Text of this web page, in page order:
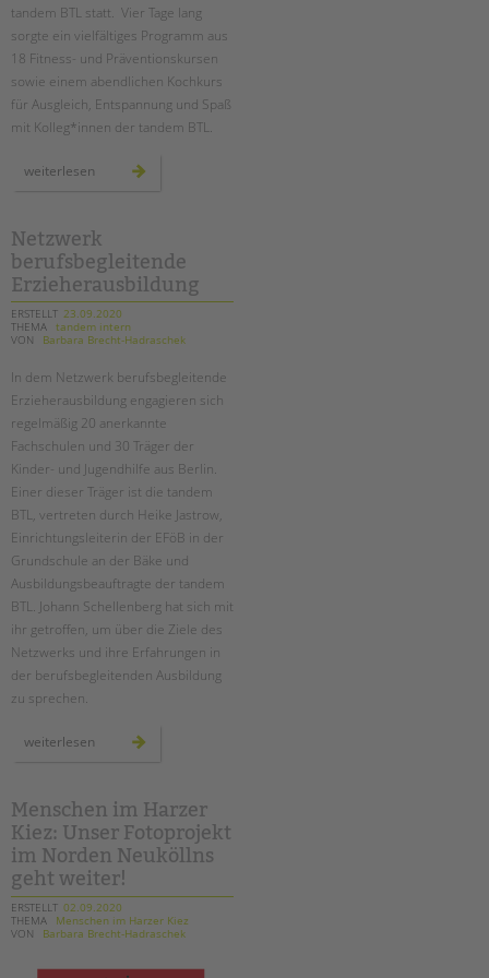
tandem BTL statt. Vier Tage lang
sorgte ein vielfältiges Programm aus
18 Fitness- und Präventionskursen
sowie einem abendlichen Kochkurs
für Ausgleich, Entspannung und Spaß
mit Kolleg*innen der tandem BTL.
weiterlesen
digitale
tandem
btl
Netzwerk
berufsbegleitende
Erzieherausbildung
ERSTELLT 23.09.2020
THEMA tandem intern
VON
Barbara Brecht-Hadraschek
In dem Netzwerk berufsbegleitende
Erzieherausbildung engagieren sich
regelmäßig 20 anerkannte
Fachschulen und 30 Träger der
Kinder- und Jugendhilfe aus Berlin.
Einer dieser Träger ist die tandem
BTL, vertreten durch Heike Jastrow,
Einrichtungsleiterin der EFöB in der
Grundschule an der Bäke und
Ausbildungsbeauftragte der tandem
BTL. Johann Schellenberg hat sich mit
ihr getroffen, um über die Ziele des
Netzwerks und ihre Erfahrungen in
der berufsbegleitenden Ausbildung
zu sprechen.
weiterlesen netzwerk
berufsbegleitende
Menschen im Harzer
Kiez: Unser Fotoprojekt
im Norden Neuköllns
geht weiter!
ERSTELLT 02.09.2020
THEMA
Menschen im Harzer Kiez
VON
Barbara Brecht-Hadraschek